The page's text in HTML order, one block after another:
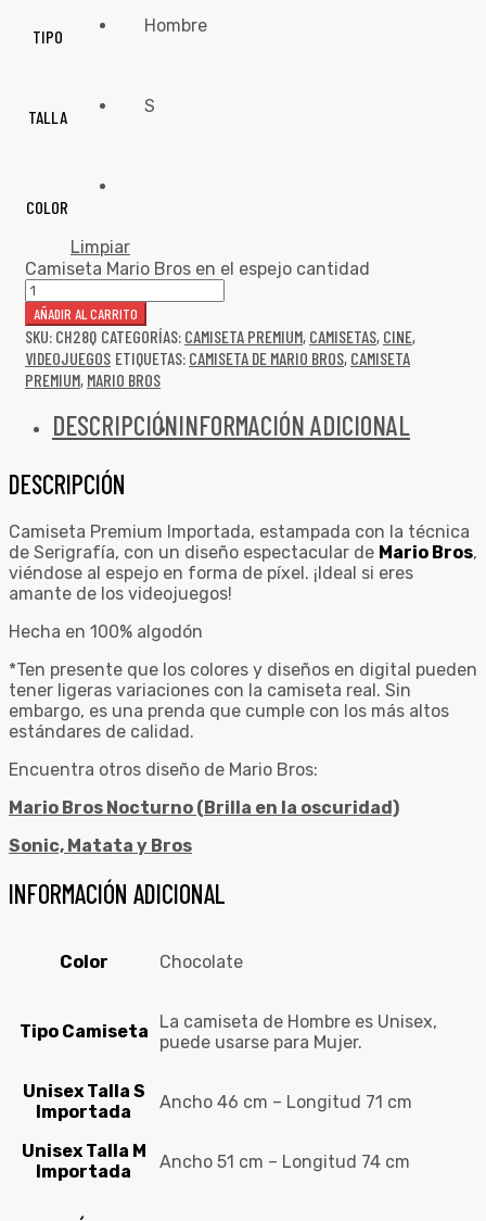
TIPO
Hombre
TALLA
S
COLOR
Limpiar
Camiseta Mario Bros en el espejo cantidad
AÑADIR AL CARRITO
SKU: CH28Q CATEGORÍAS: CAMISETA PREMIUM, CAMISETAS, CINE,
VIDEOJUEGOS ETIQUETAS: CAMISETA DE MARIO BROS, CAMISETA
PREMIUM, MARIO BROS
DESCRIPCIÓNINFORMACIÓN ADICIONAL
DESCRIPCIÓN
Camiseta Premium Importada, estampada con la técnica
de Serigrafía, con un diseño espectacular de Mario Bros,
viéndose al espejo en forma de píxel. ¡Ideal si eres
amante de los videojuegos!
Hecha en 100% algodón
*Ten presente que los colores y diseños en digital pueden
tener ligeras variaciones con la camiseta real. Sin
embargo, es una prenda que cumple con los más altos
estándares de calidad.
Encuentra otros diseño de Mario Bros:
Mario Bros Nocturno (Brilla en la oscuridad)
Sonic, Matata y Bros
INFORMACIÓN ADICIONAL
Color Chocolate
Tipo Camiseta
La camiseta de Hombre es Unisex,
puede usarse para Mujer.
Unisex Talla S
Importada
Ancho 46 cm – Longitud 71 cm
Unisex Talla M
Importada
Ancho 51 cm – Longitud 74 cm